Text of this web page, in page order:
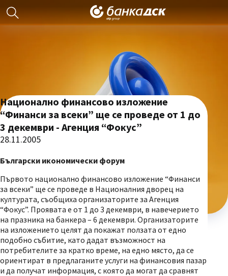
Национално финансово изложение
“Финанси за всеки” ще се проведе от 1 до
3 декември - Агенция “Фокус”
28.11.2005
Български икономически форум
Първото национално финансово изложение “Финанси
за всеки” ще се проведе в Националния дворец на
културата, съобщиха организаторите за Агенция
“Фокус”. Проявата е от 1 до 3 декември, в навечерието
на празника на банкера – 6 декември. Организаторите
на изложението целят да покажат ползата от едно
подобно събитие, като дадат възможност на
потребителите за кратко време, на едно място, да се
ориентират в предлаганите услуги на финансовия пазар
и да получат информация, с която да могат да сравнят